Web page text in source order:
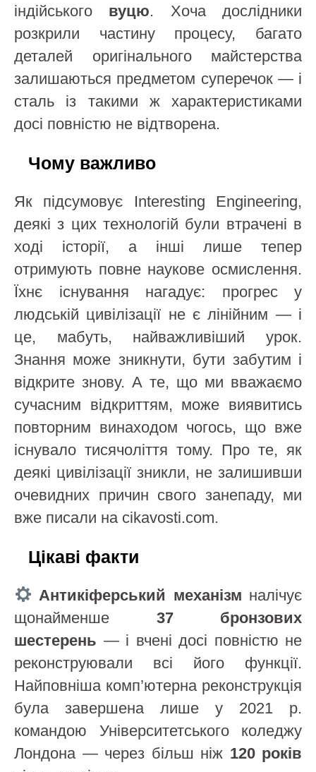
індійського вуцю. Хоча дослідники
розкрили частину процесу, багато
деталей оригінального майстерства
залишаються предметом суперечок — і
сталь із такими ж характеристиками
досі повністю не відтворена.
Чому важливо
Як підсумовує Interesting Engineering,
деякі з цих технологій були втрачені в
ході історії, а інші лише тепер
отримують повне наукове осмислення.
Їхнє існування нагадує: прогрес у
людській цивілізації не є лінійним — і
це, мабуть, найважливіший урок.
Знання може зникнути, бути забутим і
відкрите знову. А те, що ми вважаємо
сучасним відкриттям, може виявитись
повторним винаходом чогось, що вже
існувало тисячоліття тому. Про те, як
деякі цивілізації зникли, не залишивши
очевидних причин свого занепаду, ми
вже писали на cikavosti.com.
Цікаві факти
Антикіферський механізм налічує
щонайменше 37 бронзових
шестерень — і вчені досі повністю не
реконструювали всі його функції.
Найповніша комп’ютерна реконструкція
була завершена лише у 2021 р.
командою Університетського коледжу
Лондона — через більш ніж 120 років